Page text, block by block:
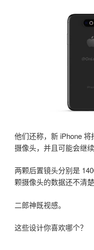
他们还称，新 iPhone
摄像头，并且可能会继
两颗后置镜头分别是
颗摄像头的数据还不清楚
二郎神既视感。
这些设计你喜欢哪个？